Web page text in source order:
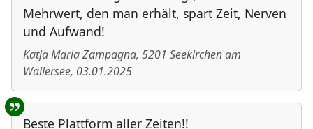
Mehrwert, den man erhält, spart Zeit, Nerven
und Aufwand!
Katja Maria Zampagna, 5201 Seekirchen am
Wallersee, 03.01.2025
Beste Plattform aller Zeiten!!